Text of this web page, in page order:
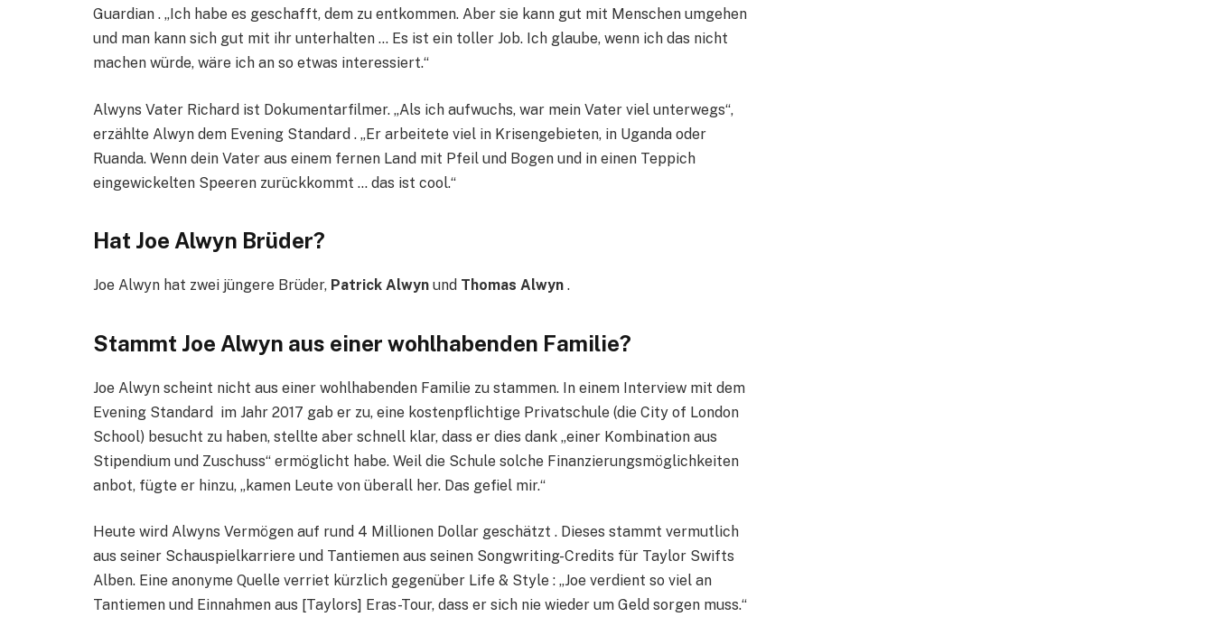
Guardian . „Ich habe es geschafft, dem zu entkommen. Aber sie kann gut mit Menschen umgehen
und man kann sich gut mit ihr unterhalten … Es ist ein toller Job. Ich glaube, wenn ich das nicht
machen würde, wäre ich an so etwas interessiert.“
Alwyns Vater Richard ist Dokumentarfilmer. „Als ich aufwuchs, war mein Vater viel unterwegs“,
erzählte Alwyn dem Evening Standard . „Er arbeitete viel in Krisengebieten, in Uganda oder
Ruanda. Wenn dein Vater aus einem fernen Land mit Pfeil und Bogen und in einen Teppich
eingewickelten Speeren zurückkommt … das ist cool.“
Hat Joe Alwyn Brüder?
Joe Alwyn hat zwei jüngere Brüder, Patrick Alwyn und Thomas Alwyn .
Stammt Joe Alwyn aus einer wohlhabenden Familie?
Joe Alwyn scheint nicht aus einer wohlhabenden Familie zu stammen. In einem Interview mit dem
Evening Standard im Jahr 2017 gab er zu, eine kostenpflichtige Privatschule (die City of London
School) besucht zu haben, stellte aber schnell klar, dass er dies dank „einer Kombination aus
Stipendium und Zuschuss“ ermöglicht habe. Weil die Schule solche Finanzierungsmöglichkeiten
anbot, fügte er hinzu, „kamen Leute von überall her. Das gefiel mir.“
Heute wird Alwyns Vermögen auf rund 4 Millionen Dollar geschätzt . Dieses stammt vermutlich
aus seiner Schauspielkarriere und Tantiemen aus seinen Songwriting-Credits für Taylor Swifts
Alben. Eine anonyme Quelle verriet kürzlich gegenüber Life & Style : „Joe verdient so viel an
Tantiemen und Einnahmen aus [Taylors] Eras-Tour, dass er sich nie wieder um Geld sorgen muss.“